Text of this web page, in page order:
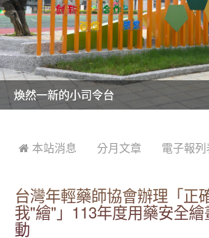
美麗的操場是我們活力的來源
美麗的操場是我們活力的來源
煥然一新的小司令台
煥然一新的小司令台
富含桃園埤塘田園風光意象的中廊
富含桃園埤塘田園風光意象的中廊
嶄新的中庭廣場
嶄新的中庭廣場
水生池生生不息
水生池生生不息
 本站消息 分月文章 電子報列
台灣年輕藥師協會辦理「正
我"繪"」113年度用藥安全
動